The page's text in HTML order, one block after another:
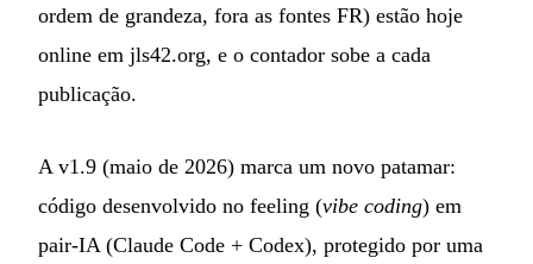
ordem de grandeza, fora as fontes FR) estão hoje
online em jls42.org, e o contador sobe a cada
publicação.
A v1.9 (maio de 2026) marca um novo patamar:
código desenvolvido no feeling (vibe coding) em
pair-IA (Claude Code + Codex), protegido por uma